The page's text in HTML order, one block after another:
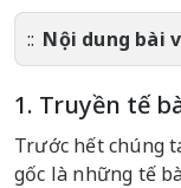
Nội dung bài
1. Truyền tế
Trước hết chúng
gốc là những tế